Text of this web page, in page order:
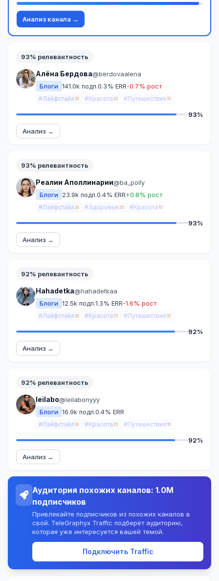
Анализ канала →
93% релевантность
Алёна Бердова@berdovaalena
Блоги 141.0k подп.0.3% ERR-0.7% рост
#Лайфстайл 30 #Красота 20 #Путешествия 15
93%
Анализ →
93% релевантность
Реалии Аполлинарии@ba_polly
Блоги
23.9k подп.0.4% ERR+0.8% рост
#Лайфстайл 30 #Здоровье 20 #Красота 15
93%
Анализ →
92% релевантность
Hahadetka@hahadetkaa
Блоги 12.5k подп.1.3% ERR-1.6% рост
#Лайфстайл 30 #Красота 25 #Путешествия 15
92%
Анализ →
92% релевантность
leilabo@leilabonyyy
Блоги 16.9k подп.0.4% ERR
#Лайфстайл 30 #Красота 25 #Путешествия 15
92%
Анализ →
Аудитория похожих каналов: 1.0M
подписчиков
Привлекайте подписчиков из похожих каналов в
свой. TeleGraphyx Traffic подберёт аудиторию,
которая уже интересуется вашей темой.
Подключить Traffic